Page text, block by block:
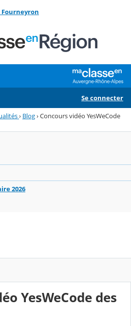
Fourneyron
Se connecter
› Blog›Concours vidéo YesWeCode
2026
YesWeCode des